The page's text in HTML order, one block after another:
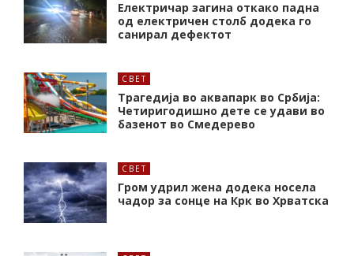
Електричар загина откако падна
од електричен столб додека го
санирал дефектот
СВЕТ
Трагедија во аквапарк во Србија:
Четиригодишно дете се удави во
базенот во Смедерево
СВЕТ
Гром удрил жена додека носела
чадор за сонце на Крк во Хрватска